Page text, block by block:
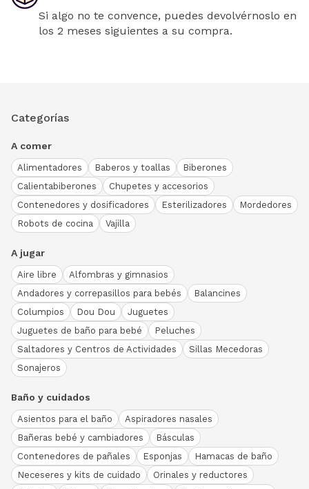
Si algo no te convence, puedes devolvérnoslo en
los 2 meses siguientes a su compra.
Categorías
A comer
Alimentadores Baberos y toallas
Biberones
Calientabiberones
Chupetes y accesorios
Contenedores y dosificadores
Esterilizadores
Mordedores
Robots de cocina
Vajilla
A jugar
Aire libre
Alfombras y gimnasios
Andadores y correpasillos para bebés
Balancines
Columpios
Dou Dou
Juguetes
Juguetes de baño para bebé
Peluches
Saltadores y Centros de Actividades
Sillas Mecedoras
Sonajeros
Baño y cuidados
Asientos para el baño
Aspiradores nasales
Bañeras bebé y cambiadores
Básculas
Contenedores de pañales
Esponjas
Hamacas de baño
Neceseres y kits de cuidado
Orinales y reductores